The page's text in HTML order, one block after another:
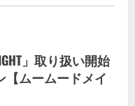
」取り扱い開始
【ムームードメイ